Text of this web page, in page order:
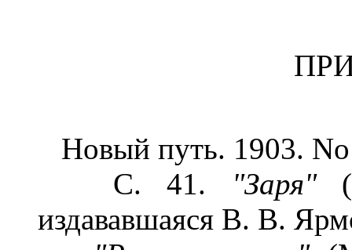
Новый путь. 1903.
С. 41.
"Заря"
издававшаяся В. В.